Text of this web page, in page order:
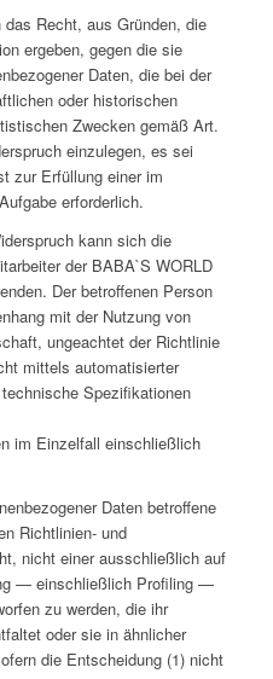
Recht, aus Gründen, die
ergeben, gegen die sie
Daten, die bei der
oder historischen
Zwecken gemäß Art.
einzulegen, es sei
zur Erfüllung einer im
erforderlich.
kann sich die
der BABA`S WORLD
Der betroffenen Person
mit der Nutzung von
ungeachtet der Richtlinie
mittels automatisierter
Spezifikationen
im Einzelfall einschließlich
Daten betroffene
Richtlinien- und
nicht einer ausschließlich auf
— einschließlich Profiling —
zu werden, die ihr
oder sie in ähnlicher
die Entscheidung (1) nicht